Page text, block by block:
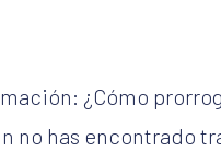
¿Cómo
no has encontrado